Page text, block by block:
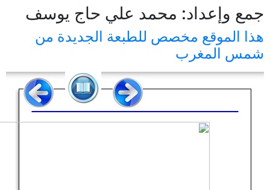
جمع وإعداد: محمد علي حاج يوسف
هذا الموقع مخصص للطبعة الجديدة من
شمس المغرب